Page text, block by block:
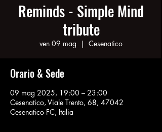
Reminds - Simple Mind
tribute
ven 09 mag
  |
Cesenatico
Orario & Sede
09 mag 2025, 19:00 – 23:00
Cesenatico, Viale Trento, 68, 47042
Cesenatico FC, Italia